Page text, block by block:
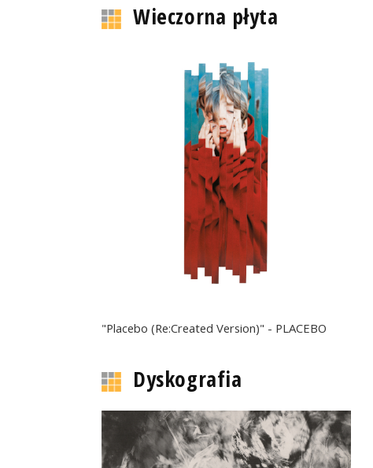
Wieczorna płyta
"Placebo (Re:Created Version)" - PLACEBO
Dyskografia